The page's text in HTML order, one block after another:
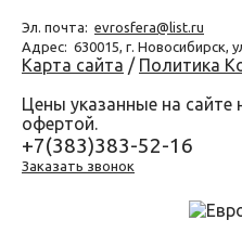
Эл. почта: evrosfera@list.ru
Адрес: 630015, г. Новосибирск,
Карта сайта / Политика
Цены указанные на сайте
офертой.
+7(383)383-52-16
Заказать звонок